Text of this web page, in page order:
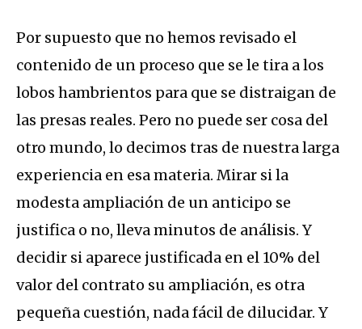
Por supuesto que no hemos revisado el
contenido de un proceso que se le tira a los
lobos hambrientos para que se distraigan de
las presas reales. Pero no puede ser cosa del
otro mundo, lo decimos tras de nuestra larga
experiencia en esa materia. Mirar si la
modesta ampliación de un anticipo se
justifica o no, lleva minutos de análisis. Y
decidir si aparece justificada en el 10% del
valor del contrato su ampliación, es otra
pequeña cuestión, nada fácil de dilucidar. Y